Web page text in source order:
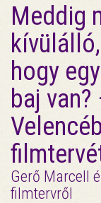
Meddig
hogy
baj van?
Gerő Marcell
filmtervről